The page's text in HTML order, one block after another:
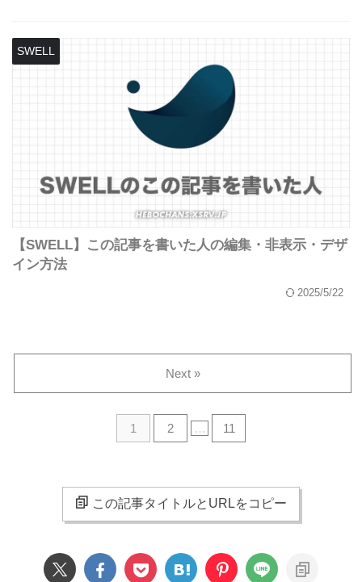
SWELL
【SWELL】この記事を書いた人の編集・非表示・デザ
イン方法
2025/5/22
1 2 … 11
Next »
この記事タイトルとURLをコピー